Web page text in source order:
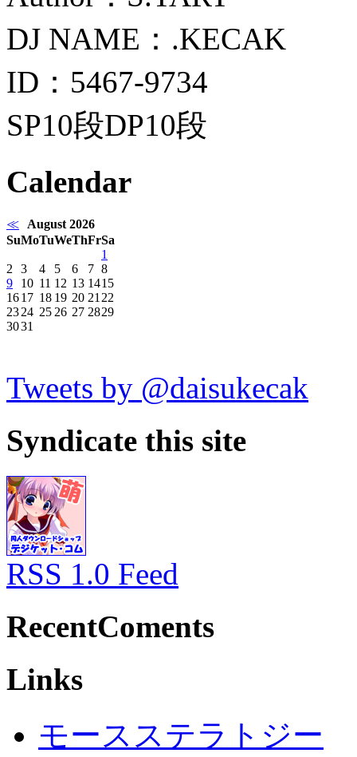
DJ NAME：.KECAK
ID：5467-9734
SP10段DP10段
Calendar
≪
August 2026
SuMoTuWeThFrSa
1
2
3 4 5 6 7 8
9
10 11 12 13 1415
1617 18 19 20 21 22
2324 25 26 27 2829
3031
Tweets by @daisukecak
Syndicate this site
RSS 1.0 Feed
RecentComents
Links
モースステラトジー